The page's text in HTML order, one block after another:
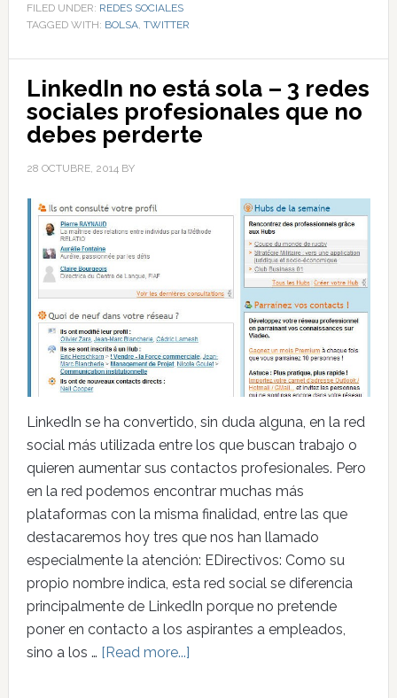
FILED UNDER: REDES SOCIALES
TAGGED WITH: BOLSA, TWITTER
LinkedIn no está sola – 3 redes
sociales profesionales que no
debes perderte
28 OCTUBRE, 2014 BY
LinkedIn se ha convertido, sin duda alguna, en la red
social más utilizada entre los que buscan trabajo o
quieren aumentar sus contactos profesionales. Pero
en la red podemos encontrar muchas más
plataformas con la misma finalidad, entre las que
destacaremos hoy tres que nos han llamado
especialmente la atención: EDirectivos: Como su
propio nombre indica, esta red social se diferencia
principalmente de LinkedIn porque no pretende
poner en contacto a los aspirantes a empleados,
sino a los … [Read more...]